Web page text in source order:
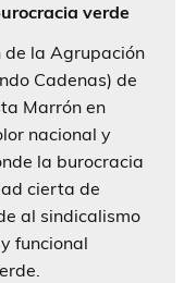
verde
de la Agrupación
Cadenas) de
Marrón en
nacional y
la burocracia
cierta de
al sindicalismo
funcional